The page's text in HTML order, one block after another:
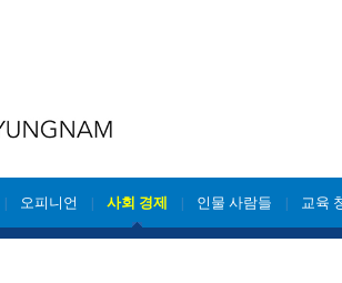
오피니언 사회 경제 인물 사람들 교육